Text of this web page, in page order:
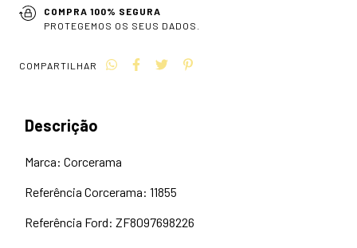
COMPRA 100% SEGURA
PROTEGEMOS OS SEUS DADOS.
COMPARTILHAR
Descrição
Marca: Corcerama
Referência Corcerama: 11855
Referência Ford: ZF8097698226